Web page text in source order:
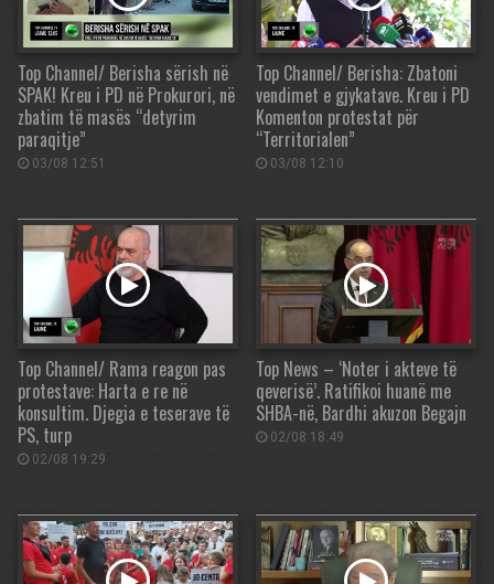
Top Channel/ Berisha sërish në
SPAK! Kreu i PD në Prokurori, në
zbatim të masës “detyrim
paraqitje”
03/08 12:51
Top Channel/ Berisha: Zbatoni
vendimet e gjykatave. Kreu i PD
Komenton protestat për
“Territorialen”
03/08 12:10
Top Channel/ Rama reagon pas
protestave: Harta e re në
konsultim. Djegia e teserave të
PS, turp
02/08 19:29
Top News – ‘Noter i akteve të
qeverisë’. Ratifikoi huanë me
SHBA-në, Bardhi akuzon Begajn
02/08 18:49